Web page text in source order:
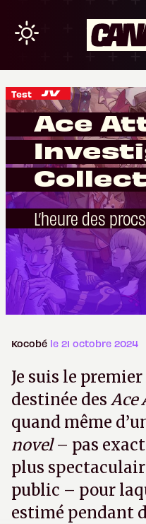
Test
Ace
L’heure des procs
Kocobé le 21 octobre 2024
Je suis le
destinée des Ace
quand même
novel– pas
plus
public – pour
estimé pendant